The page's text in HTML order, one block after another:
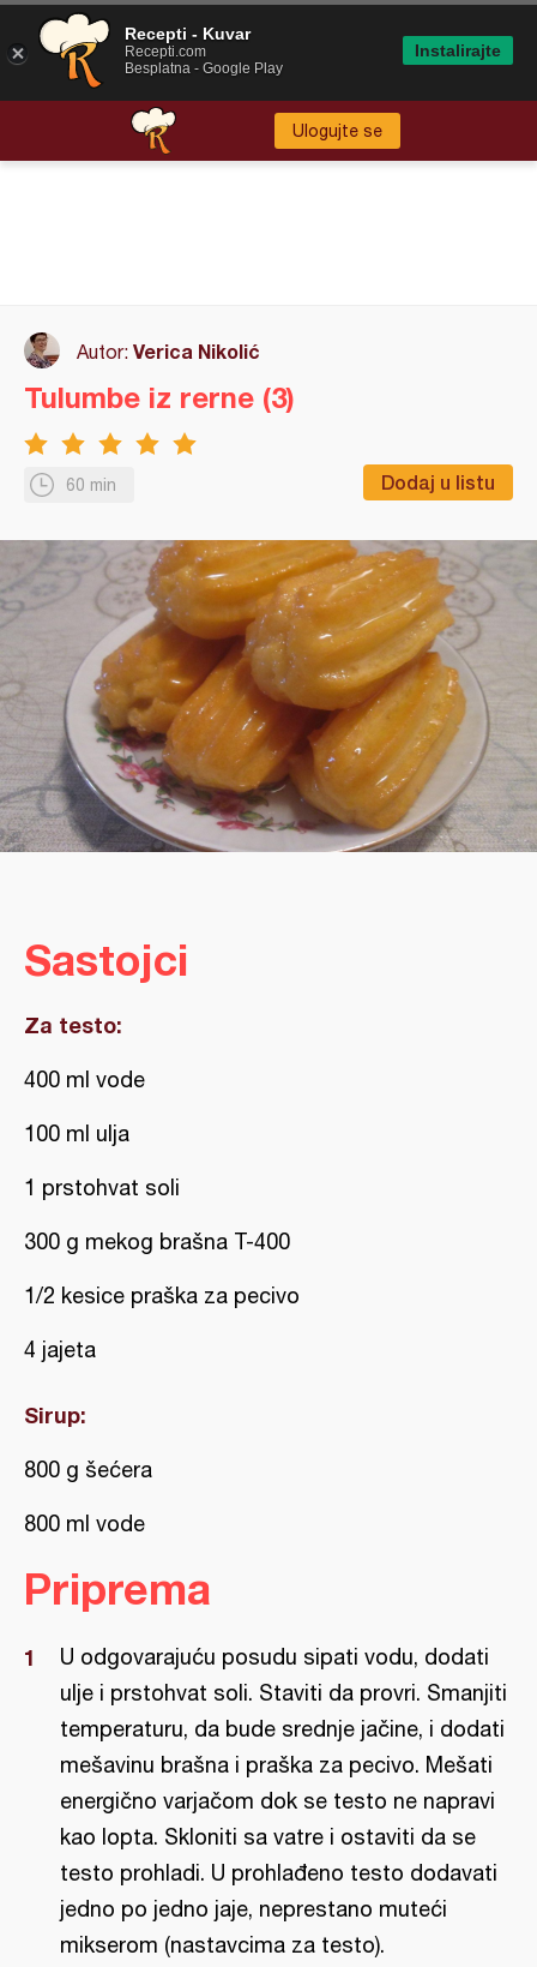
Ulogujte se
Autor: Verica Nikolić
60 min Dodaj u listu
Tulumbe iz rerne (3)
Sastojci
Za testo:
400 ml vode
100 ml ulja
1 prstohvat soli
300 g mekog brašna T-400
1/2 kesice praška za pecivo
4 jajeta
Sirup:
800 g šećera
800 ml vode
Priprema
U odgovarajuću posudu sipati vodu, dodati
ulje i prstohvat soli. Staviti da provri. Smanjiti
temperaturu, da bude srednje jačine, i dodati
mešavinu brašna i praška za pecivo. Mešati
energično varjačom dok se testo ne napravi
kao lopta. Skloniti sa vatre i ostaviti da se
testo prohladi. U prohlađeno testo dodavati
jedno po jedno jaje, neprestano muteći
mikserom (nastavcima za testo).
Recepti - Kuvar
Recepti.com
Besplatna - Google Play
Instalirajte